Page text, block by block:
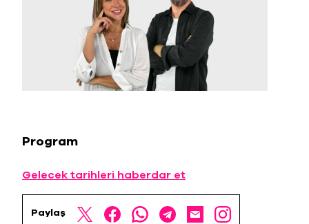
Program
Gelecek tarihleri haberdar et
Paylaş